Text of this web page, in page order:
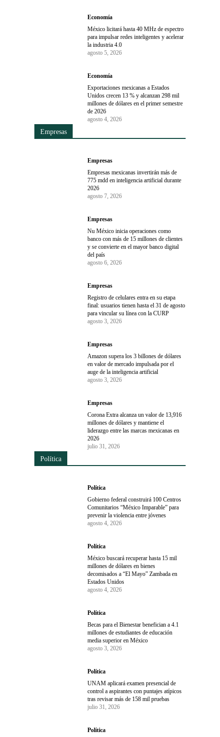
Economía
México licitará hasta 40 MHz de espectro
para impulsar redes inteligentes y acelerar
la industria 4.0
agosto 5, 2026
Economía
Exportaciones mexicanas a Estados
Unidos crecen 13 % y alcanzan 298 mil
millones de dólares en el primer semestre
de 2026
agosto 4, 2026
Empresas
Empresas
Empresas mexicanas invertirán más de
775 mdd en inteligencia artificial durante
2026
agosto 7, 2026
Empresas
Nu México inicia operaciones como
banco con más de 15 millones de clientes
y se convierte en el mayor banco digital
del país
agosto 6, 2026
Empresas
Registro de celulares entra en su etapa
final: usuarios tienen hasta el 31 de agosto
para vincular su línea con la CURP
agosto 3, 2026
Empresas
Amazon supera los 3 billones de dólares
en valor de mercado impulsada por el
auge de la inteligencia artificial
agosto 3, 2026
Empresas
Corona Extra alcanza un valor de 13,916
millones de dólares y mantiene el
liderazgo entre las marcas mexicanas en
2026
julio 31, 2026
Política
Política
Gobierno federal construirá 100 Centros
Comunitarios “México Imparable” para
prevenir la violencia entre jóvenes
agosto 4, 2026
Política
México buscará recuperar hasta 15 mil
millones de dólares en bienes
decomisados a “El Mayo” Zambada en
Estados Unidos
agosto 4, 2026
Política
Becas para el Bienestar benefician a 4.1
millones de estudiantes de educación
media superior en México
agosto 3, 2026
Política
UNAM aplicará examen presencial de
control a aspirantes con puntajes atípicos
tras revisar más de 158 mil pruebas
julio 31, 2026
Política